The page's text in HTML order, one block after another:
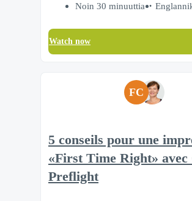
Noin 30 minuuttia
Watch now
FC
5 conseils pour une
«First Time Right»
Preflight